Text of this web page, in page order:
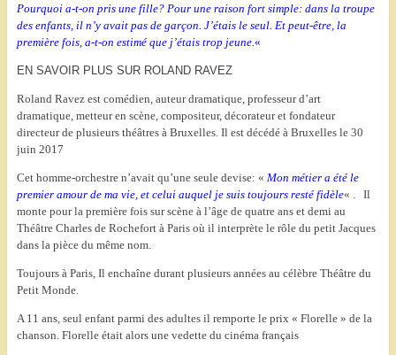
Pourquoi a-t-on pris une fille? Pour une raison fort simple: dans la troupe
des enfants, il n’y avait pas de garçon. J’étais le seul. Et peut-être, la
première fois, a-t-on estimé que j’étais trop jeune. «
EN SAVOIR PLUS SUR ROLAND RAVEZ
Roland Ravez est comédien, auteur dramatique, professeur d’art
dramatique, metteur en scène, compositeur, décorateur et fondateur
directeur de plusieurs théâtres à Bruxelles. Il est décédé à Bruxelles le 30
juin 2017
Cet homme-orchestre n’avait qu’une seule devise: « Mon métier a été le
premier amour de ma vie, et celui auquel je suis toujours resté fidèle« . Il
monte pour la première fois sur scène à l’âge de quatre ans et demi au
Théâtre Charles de Rochefort à Paris où il interprète le rôle du petit Jacques
dans la pièce du même nom.
Toujours à Paris, Il enchaîne durant plusieurs années au célèbre Théâtre du
Petit Monde.
A 11 ans, seul enfant parmi des adultes il remporte le prix « Florelle » de la
chanson. Florelle était alors une vedette du cinéma français